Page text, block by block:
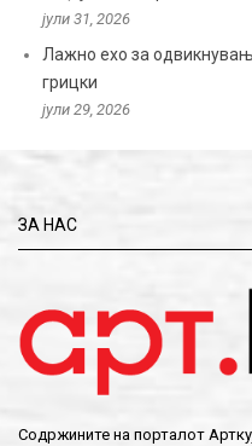
јули 31, 2026
Лажно ехо за
грицки
јули 29, 2026
ЗА НАС
Содржините на порталот